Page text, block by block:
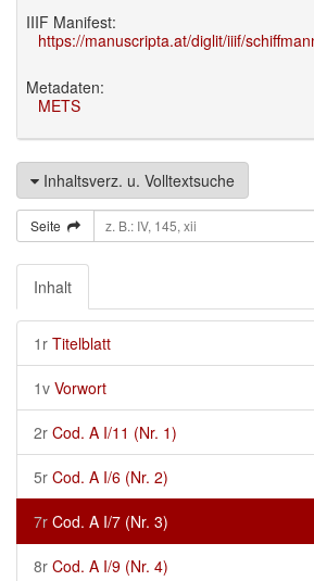
IIIF Manifest:
https://manuscripta.at/diglit/iiif/
Metadaten:
METS
Inhaltsverz. u. Volltextsuche
Seite
Inhalt
1r Titelblatt
1v Vorwort
2r Cod. A I/11 (Nr. 1)
5r Cod. A I/6 (Nr. 2)
7r Cod. A I/7 (Nr. 3)
8r Cod. A I/9 (Nr. 4)